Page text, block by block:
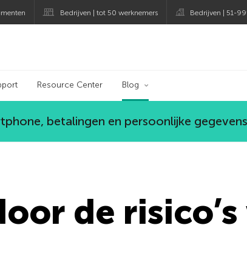
Bedrijven | tot 50 werknemers Bedrijven | 51-
Resource Center Blog
betalingen en persoonlijke
de